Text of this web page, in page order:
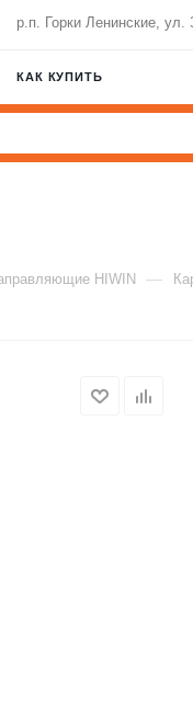
р.п. Горки Ленинские,
КАК КУПИТЬ
HIWIN —